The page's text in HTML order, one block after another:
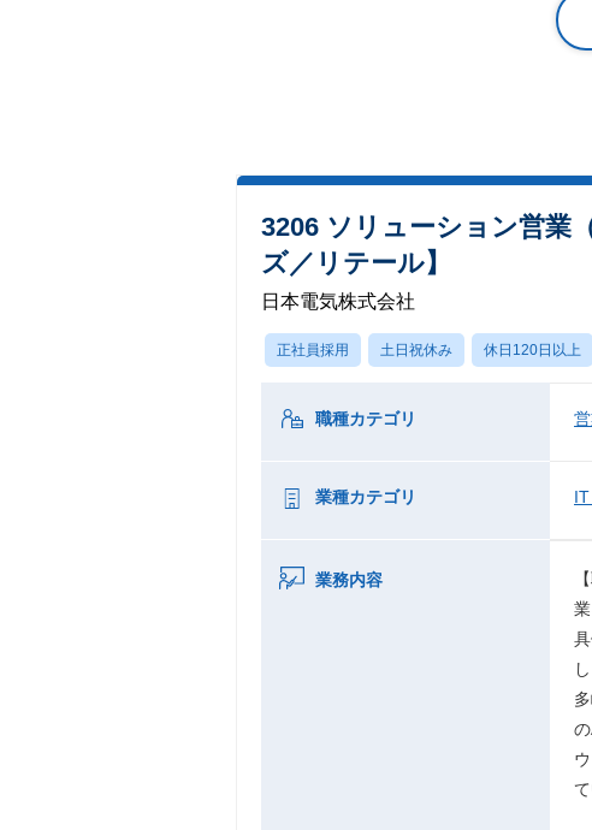
3206 ソリューション営業
ズ／リテール】
日本電気株式会社
正社員採用 土日祝休み 休日120日以上
職種カテゴリ
業種カテゴリ
業務内容